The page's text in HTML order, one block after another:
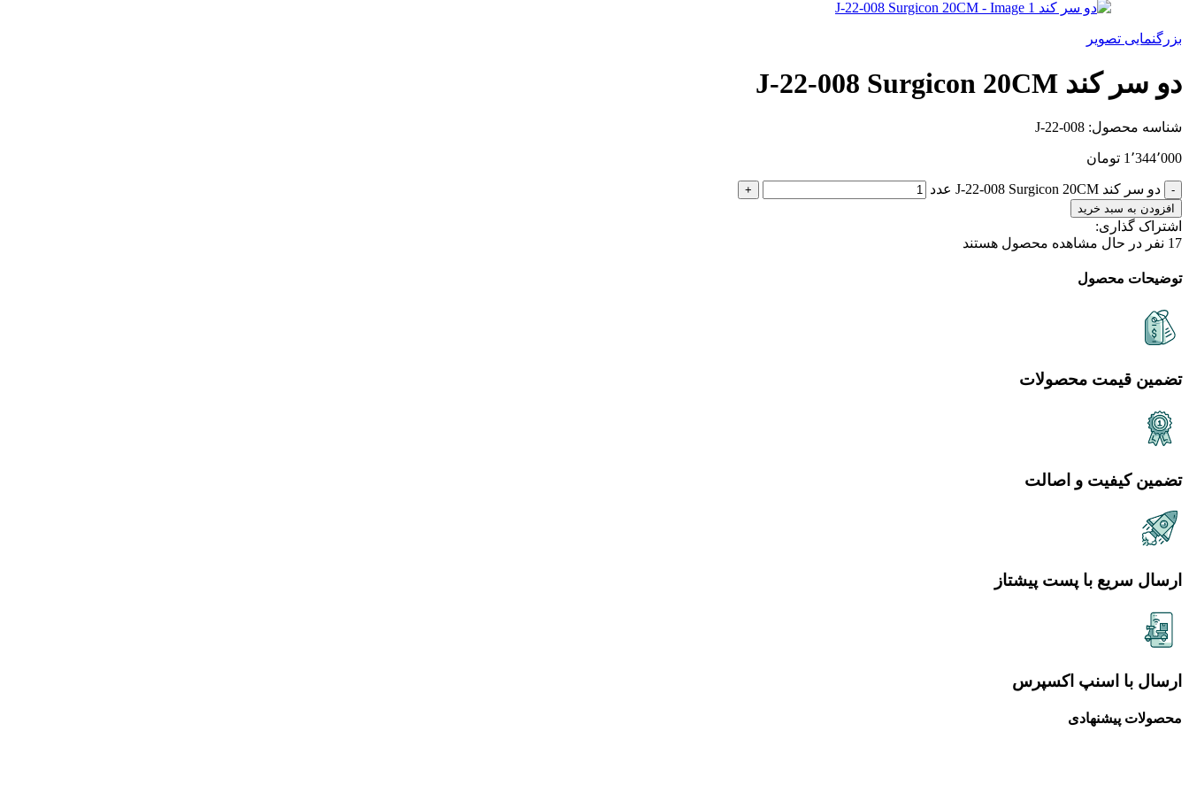
بزرگنمایی تصویر
دو سر کند J-22-008 Surgicon 20CM
شناسه محصول: J-22-008
1٬344٬000 تومان
دو سر کند J-22-008 Surgicon 20CM عدد
افزودن به سبد خرید
اشتراک گذاری:
17 نفر در حال مشاهده محصول هستند
توضیحات محصول
تضمین قیمت محصولات
تضمین کیفیت و اصالت
ارسال سریع با پست پیشتاز
ارسال با اسنپ اکسپرس
محصولات پیشنهادی